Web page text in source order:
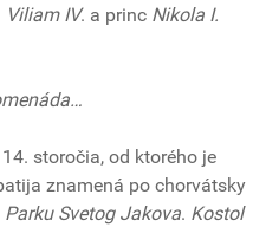
Viliam IV. a princ Nikola I.
storočia, od ktorého je
znamená po chorvátsky
Parku Svetog Jakova. Kostol